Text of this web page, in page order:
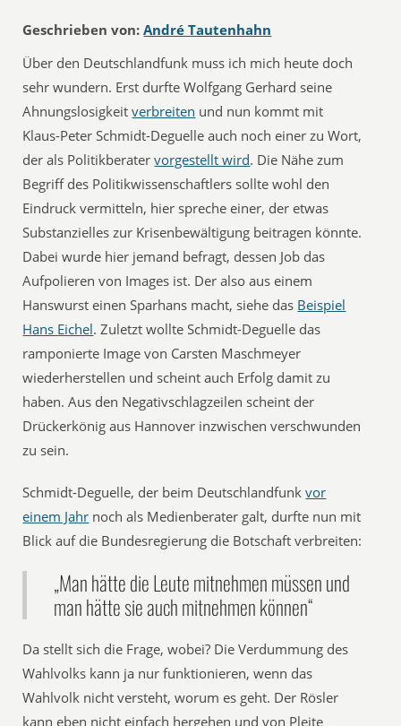
Geschrieben von: André Tautenhahn
Über den Deutschlandfunk muss ich mich heute doch
sehr wundern. Erst durfte Wolfgang Gerhard seine
Ahnungslosigkeitverbreiten und nun kommt mit
Klaus-Peter Schmidt-Deguelle auch noch einer zu Wort,
der als Politikberatervorgestellt wird. Die Nähe zum
Begriff des Politikwissenschaftlers sollte wohl den
Eindruck vermitteln, hier spreche einer, der etwas
Substanzielles zur Krisenbewältigung beitragen könnte.
Dabei wurde hier jemand befragt, dessen Job das
Aufpolieren von Images ist. Der also aus einem
Hanswurst einen Sparhans macht, siehe das Beispiel
Hans Eichel. Zuletzt wollte Schmidt-Deguelle das
ramponierte Image von Carsten Maschmeyer
wiederherstellen und scheint auch Erfolg damit zu
haben. Aus den Negativschlagzeilen scheint der
Drückerkönig aus Hannover inzwischen verschwunden
zu sein.
Schmidt-Deguelle, der beim Deutschlandfunkvor
einem Jahr noch als Medienberater galt, durfte nun mit
Blick auf die Bundesregierung die Botschaft verbreiten:
„Man hätte die Leute mitnehmen müssen und
man hätte sie auch mitnehmen können“
Da stellt sich die Frage, wobei? Die Verdummung des
Wahlvolks kann ja nur funktionieren, wenn das
Wahlvolk nicht versteht, worum es geht. Der Rösler
kann eben nicht einfach hergehen und von Pleite